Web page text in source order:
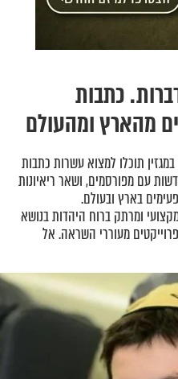
כתבות
מהארץ ומהעולם
במגזין תוכלו למצוא עשרות כתבות
עם מפורסמים, ושאר ריאיונות
בארץ ובעולם.
ומרתק ברוח היהדות בנושא
מעוררי השראה. אל